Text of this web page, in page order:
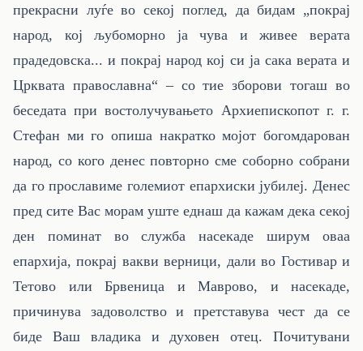
прекрасни луѓе во секој поглед, да бидам „покрај
народ, кој љубоморно ја чува и живее верата
прадедовска... и покрај народ кој си ја сака верата и
Црквата православна“ – со тие зборови тогаш во
беседата при востолучувањето Архиепископот г. г.
Стефан ми го опиша накратко мојот богомдарован
народ, со кого денес повторно сме соборно собрани
да го прославиме големиот епархиски јубилеј. Денес
пред сите Вас морам уште еднаш да кажам дека секој
ден поминат во служба насекаде ширум оваа
епархија, покрај вакви верници, дали во Гостивар и
Тетово или Брвеница и Маврово, и насекаде,
причинува задоволство и претставува чест да се
биде Ваш владика и духовен отец. Почитувани